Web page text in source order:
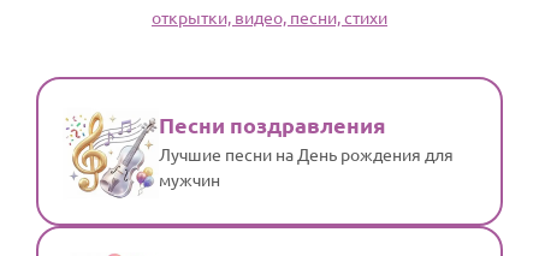
открытки, видео, песни, стихи
Песни поздравления
Лучшие песни на День рождения для
мужчин